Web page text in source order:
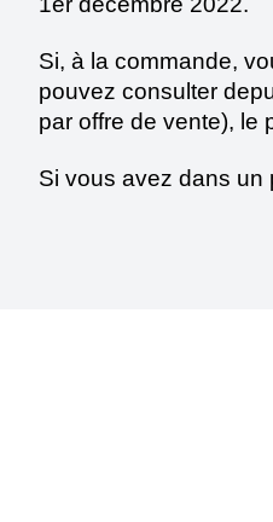
Si, à la commande,
pouvez consulter
par offre de vente), le
Si vous avez dans un